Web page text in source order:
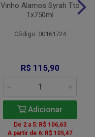
Vinho Alamos Syrah Tto
1x750ml
Código: 00161724
R$ 115,90
Adicionar
De 2 a 5: R$ 106,63
A partir de 6: R$ 105,47